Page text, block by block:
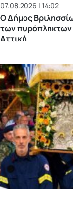
07.08.2026 | 14:02
Ο Δήμος
των πυρόπληκτων
Αττική